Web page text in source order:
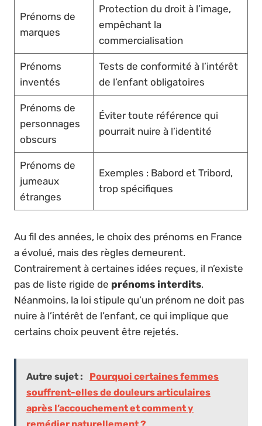
Prénoms de
marques
Protection du droit à l’image,
empêchant la
commercialisation
Prénoms
inventés
Tests de conformité à l’intérêt
de l’enfant obligatoires
Prénoms de
personnages
obscurs
Éviter toute référence qui
pourrait nuire à l’identité
Prénoms de
jumeaux
étranges
Exemples : Babord et Tribord,
trop spécifiques
Au fil des années, le choix des prénoms en France
a évolué, mais des règles demeurent.
Contrairement à certaines idées reçues, il n’existe
pas de liste rigide de prénoms interdits.
Néanmoins, la loi stipule qu’un prénom ne doit pas
nuire à l’intérêt de l’enfant, ce qui implique que
certains choix peuvent être rejetés.
Autre sujet :
Pourquoi certaines femmes
souffrent-elles de douleurs articulaires
après l’accouchement et comment y
remédier naturellement ?